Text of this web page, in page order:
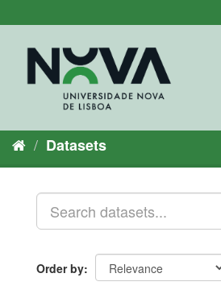
to
Datasets
Order by